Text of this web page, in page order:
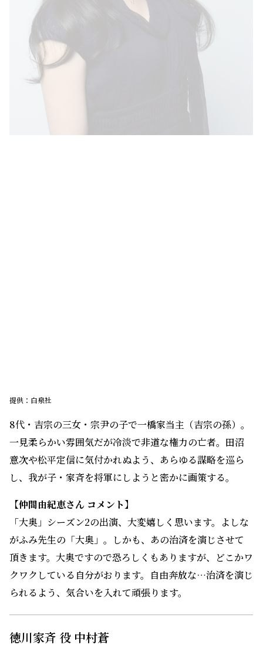
提供：白泉社
8代・吉宗の三女・宗尹の子で一橋家当主（吉宗の孫）。
一見柔らかい雰囲気だが冷淡で非道な権力の亡者。田沼
意次や松平定信に気付かれぬよう、あらゆる謀略を巡ら
し、我が子・家斉を将軍にしようと密かに画策する。
【仲間由紀恵さん​ コメント】
「大奥」シーズン2の出演、大変嬉しく思います。よしな
がふみ先生の「大奥」。しかも、あの治済を演じさせて
頂きます。大奥ですので恐ろしくもありますが、どこかワ
クワクしている自分がおります。自由奔放な…治済を演じ
られるよう、気合いを入れて頑張ります。
徳川家斉 役 中村蒼